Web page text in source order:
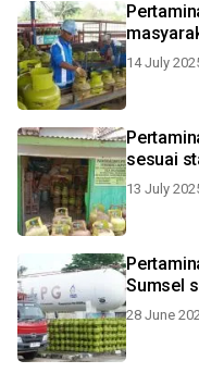
14 July
sesuai
13 July
Pertamina tambah
Sumsel
28 June